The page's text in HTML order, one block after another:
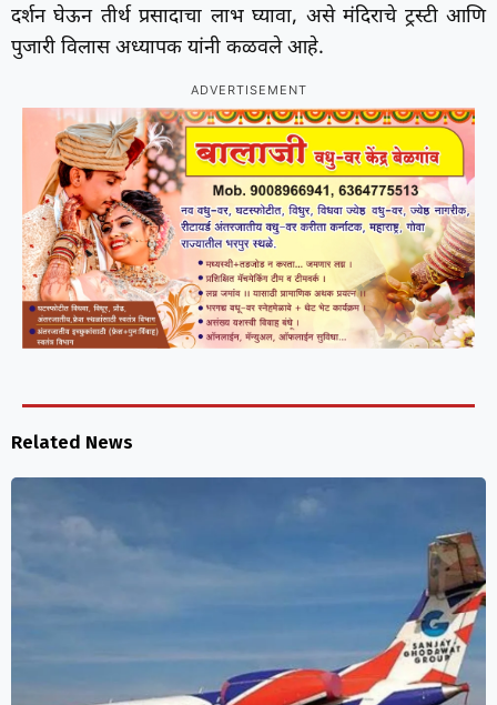
दर्शन घेऊन तीर्थ प्रसादाचा लाभ घ्यावा, असे मंदिराचे ट्रस्टी आणि
पुजारी विलास अध्यापक यांनी कळवले आहे.
ADVERTISEMENT
Related News